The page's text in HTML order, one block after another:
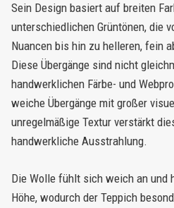
Sein Design basiert auf breiten
unterschiedlichen Grüntönen, die
Nuancen bis hin zu helleren, fein
Diese Übergänge sind nicht
handwerklichen Färbe- und
weiche Übergänge mit großer
unregelmäßige Textur verstärkt
handwerkliche Ausstrahlung.
Die Wolle fühlt sich weich an und
Höhe, wodurch der Teppich